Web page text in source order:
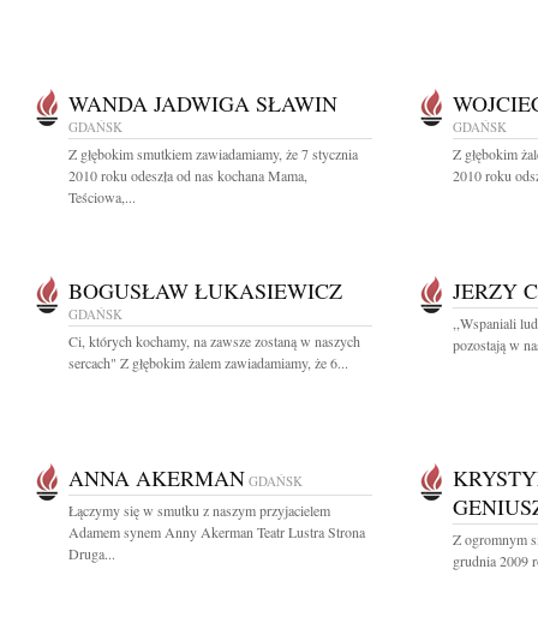
WANDA JADWIGA SŁAWIN
GDAŃSK
Z głębokim smutkiem zawiadamiamy, że 7 stycznia
2010 roku odeszła od nas kochana Mama,
Teściowa,...
GDAŃSK
Z głębokim
2010 roku
BOGUSŁAW ŁUKASIEWICZ
GDAŃSK
Ci, których kochamy, na zawsze zostaną w naszych
sercach" Z głębokim żalem zawiadamiamy, że 6...
JERZY
,,Wspaniali
pozostają w
ANNA AKERMAN GDAŃSK
Łączymy się w smutku z naszym przyjacielem
Adamem synem Anny Akerman Teatr Lustra Strona
Druga...
Z ogromnym
grudnia 2009